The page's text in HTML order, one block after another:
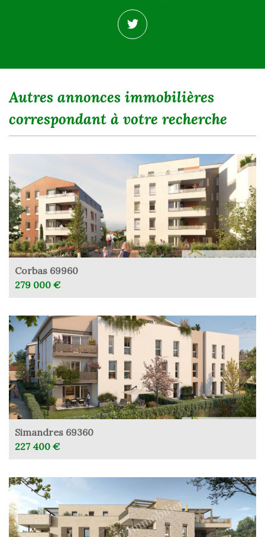
autres annonces immobilières
correspondant à votre recherche
Corbas 69960
279 000 €
Simandres 69360
227 400 €